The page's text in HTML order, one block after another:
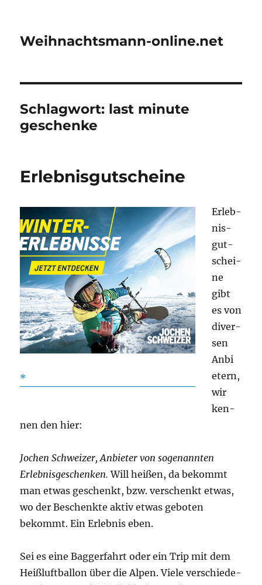
Weihnachtsmann-online.net
Schlagwort: last minute
geschenke
Erlebnisgutscheine
Erleb­
nis­
gut­
schei­
ne
gibt
es von
diver­
sen
Anbi
e­tern,
wir
ken­
nen den hier:
Jochen Schwei­zer, Anbie­ter von soge­nann­ten
Erleb­nis­ge­schen­ken. Will hei­ßen, da bekommt
man etwas geschenkt, bzw. ver­schenkt etwas,
wo der Beschenk­te aktiv etwas gebo­ten
bekommt. Ein Erleb­nis eben.
Sei es eine Bag­ger­fahrt oder ein Trip mit dem
Heiß­luft­bal­lon über die Alpen. Vie­le ver­schie­de­